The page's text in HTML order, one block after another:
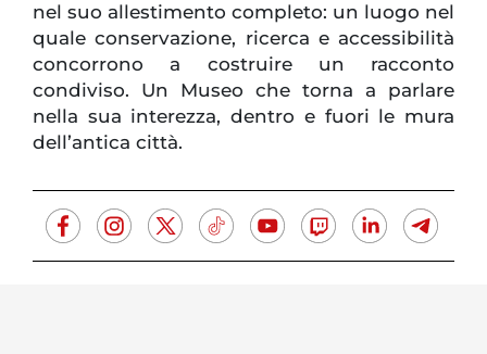
nel suo allestimento completo: un luogo nel
quale conservazione, ricerca e accessibilità
concorrono a costruire un racconto
condiviso. Un Museo che torna a parlare
nella sua interezza, dentro e fuori le mura
dell’antica città.